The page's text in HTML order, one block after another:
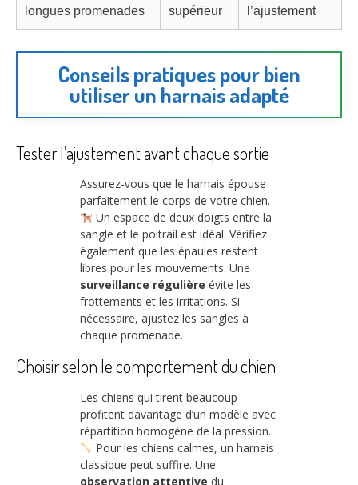
longues promenades
supérieur
l’ajustement
Conseils pratiques pour bien
utiliser un harnais adapté
Tester l’ajustement avant chaque sortie
Assurez-vous que le harnais épouse
parfaitement le corps de votre chien.
Un espace de deux doigts entre la
sangle et le poitrail est idéal. Vérifiez
également que les épaules restent
libres pour les mouvements. Une
surveillance régulière évite les
frottements et les irritations. Si
nécessaire, ajustez les sangles à
chaque promenade.
Choisir selon le comportement du chien
Les chiens qui tirent beaucoup
profitent davantage d’un modèle avec
répartition homogène de la pression.
Pour les chiens calmes, un harnais
classique peut suffire. Une
observation attentive du